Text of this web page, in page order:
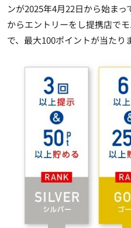
ンが2025年4月22日から始ま
からエントリーをし提携店で
で、最大100ポイントが当たり